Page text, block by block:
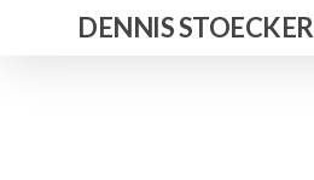
DENNIS STOECKER